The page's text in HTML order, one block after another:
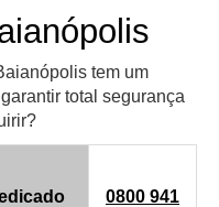
tem um
total segurança
0800 941